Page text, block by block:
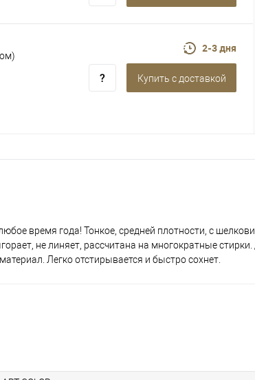
2-3 дня
Купить c доставкой
время года! Тонкое, средней плотности, с
не линяет, рассчитана на многократные
Легко отстирывается и быстро сохнет.